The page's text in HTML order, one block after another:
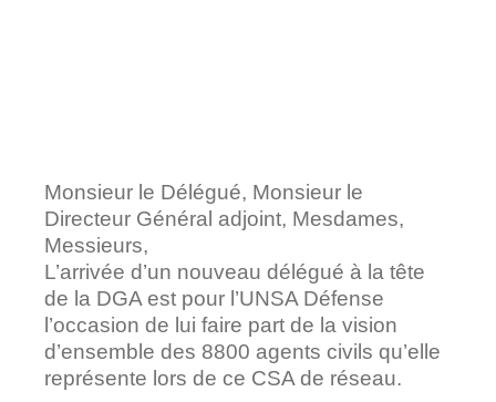
Monsieur le Délégué, Monsieur le
Directeur Général adjoint, Mesdames,
Messieurs,
L’arrivée d’un nouveau délégué à la tête
de la DGA est pour l’UNSA Défense
l’occasion de lui faire part de la vision
d’ensemble des 8800 agents civils qu’elle
représente lors de ce CSA de réseau.